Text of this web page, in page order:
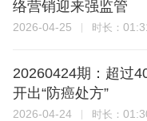
络营销迎来强监管
2026-04-25 时长：
20260424期：超过
开出“防癌处方”
2026-04-24 时长：